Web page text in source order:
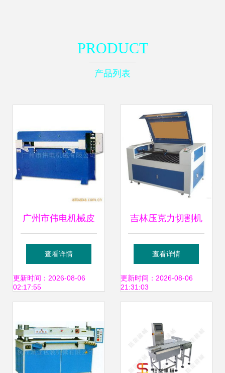
PRODUCT
产品列表
广州市伟电机械皮
革加工设备产品列
表全览
查看详情
更新时间：2026-08-06
02:17:55
吉林压克力切割机
与皮革机械 技术融
合下的创新与高效
查看详情
更新时间：2026-08-06
21:31:03